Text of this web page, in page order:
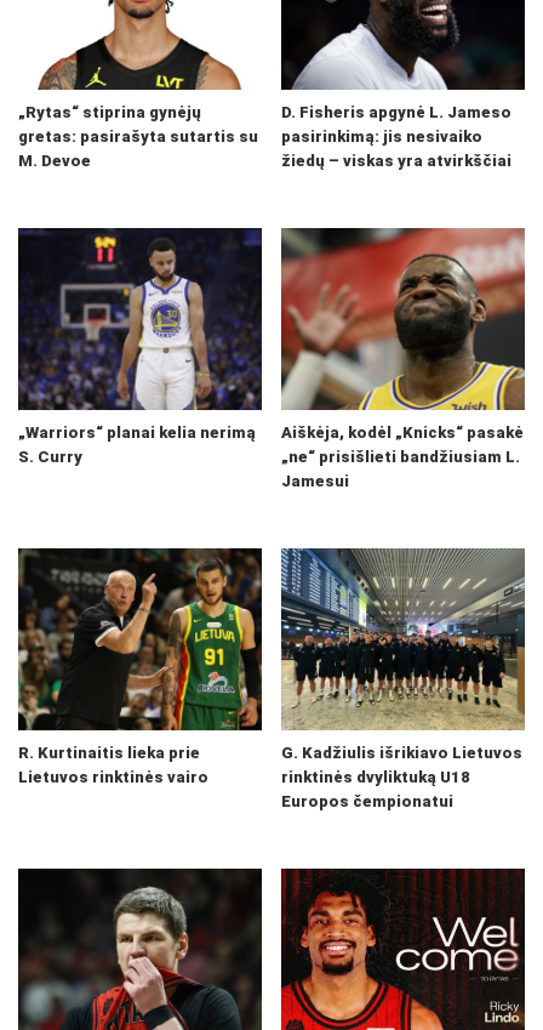
„Rytas“ stiprina gynėjų
gretas: pasirašyta sutartis su
M. Devoe
D. Fisheris apgynė L. Jameso
pasirinkimą: jis nesivaiko
žiedų – viskas yra atvirkščiai
„Warriors“ planai kelia nerimą
S. Curry
Aiškėja, kodėl „Knicks“ pasakė
„ne“ prisišlieti bandžiusiam L.
Jamesui
R. Kurtinaitis lieka prie
Lietuvos rinktinės vairo
G. Kadžiulis išrikiavo Lietuvos
rinktinės dvyliktuką U18
Europos čempionatui